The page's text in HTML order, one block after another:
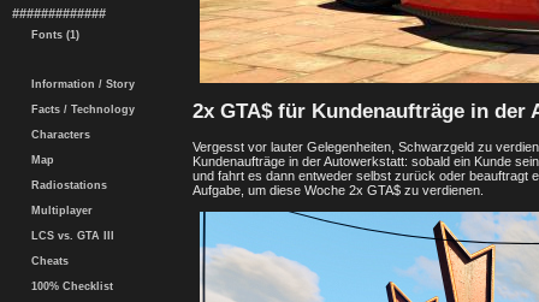
#############
Fonts (1)
Information / Story
Facts / Technology
Characters
Map
Radiostations
Multiplayer
LCS vs. GTA III
Cheats
100% Checklist
2x GTA$ für Kundenaufträge in der
Vergesst vor lauter Gelegenheiten, Schwarzgeld zu
Kundenaufträge in der Autowerkstatt: sobald ein Kunde
und fahrt es dann entweder selbst zurück oder beauftragt
Aufgabe, um diese Woche 2x GTA$ zu verdienen.